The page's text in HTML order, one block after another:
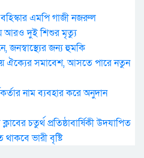
বহিস্কার এমপি গাজী নজরুল
আরও দুই শিশুর মৃত্যু
জনস্বাস্থ্যের জন্য হুমকি
ঐক্যের সমাবেশ, আসতে পারে নতুন
নাম ব্যবহার করে অনুদান
চতুর্থ প্রতিষ্ঠাবার্ষিকী উদযাপিত
ভারী বৃষ্টি